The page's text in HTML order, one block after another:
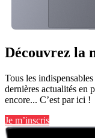
Découvrez la
Tous les
dernières actualités en
encore... C’est par ici !
Je m’inscris